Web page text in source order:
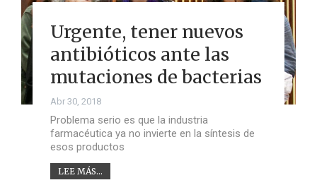
Urgente, tener nuevos
antibióticos ante las
mutaciones de bacterias
Abr 30, 2018
Problema serio es que la industria
farmacéutica ya no invierte en la síntesis de
esos productos
LEE MÁS...